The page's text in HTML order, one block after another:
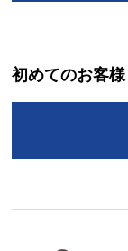
初めてのお客様